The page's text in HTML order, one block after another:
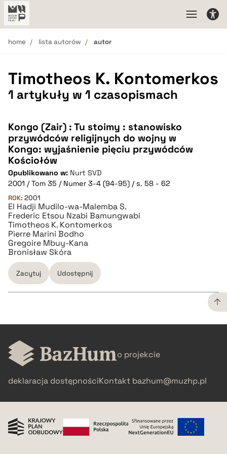
home lista autorów autor
Timotheos K. Kontomerkos
1 artykuły w 1 czasopismach
Kongo (Zair) : Tu stoimy : stanowisko
przywódców religijnych do wojny w
Kongo: wyjaśnienie pięciu przywódców
Kościołów
Opublikowano w: Nurt SVD
2001 / Tom 35 / Numer 3-4 (94-95) / s. 58 - 62
ROK: 2001
El Hadji Mudilo-wa-Malemba S.
Frederic Etsou Nzabi Bamungwabi
Timotheos K. Kontomerkos
Pierre Marini Bodho
Gregoire Mbuy-Kana
Bronisław Skóra
Zacytuj Udostępnij
CZYSTY TEKST
pobierz cytat
BIBTEX
o projekcie
deklaracja dostępnościKontakt bazhum@muzhp.pl